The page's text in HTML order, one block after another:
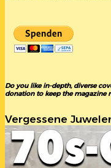
Do you like in-depth, diverse
donation to keep the magazine
Vergessene